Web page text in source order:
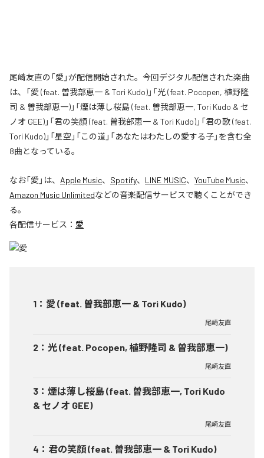
尾崎友直の「愛」が配信開始された。今回デジタル配信された楽曲
は、「愛 (feat. 曽我部恵一 & Tori Kudo)」「光 (feat. Pocopen, 植野隆
司 & 曽我部恵一)」「煙は薄し桜島 (feat. 曽我部恵一, Tori Kudo & セ
ノオ GEE)」「君の笑顔 (feat. 曽我部恵一 & Tori Kudo)」「君の歌 (feat.
Tori Kudo)」「星空」「この道」「あなたはわたしの愛する子」を含む全
8曲となっている。
なお「愛 」は、 Apple Music、 Spotify、 LINE MUSIC、 YouTube Music、
Amazon Music Unlimitedなどの音楽配信サービスで聴くことができ
る。
各配信サービス： 愛
1 ： 愛 (feat. 曽我部恵一 & Tori Kudo)
尾崎友直
2 ： 光 (feat. Pocopen, 植野隆司 & 曽我部恵一)
尾崎友直
3 ： 煙は薄し桜島 (feat. 曽我部恵一, Tori Kudo
& セノオ GEE)
尾崎友直
4 ： 君の笑顔 (feat. 曽我部恵一 & Tori Kudo)